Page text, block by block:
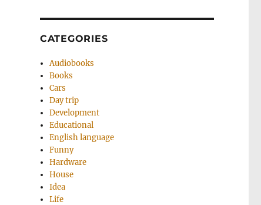
CATEGORIES
Audiobooks
Books
Cars
Day trip
Development
Educational
English language
Funny
Hardware
House
Idea
Life